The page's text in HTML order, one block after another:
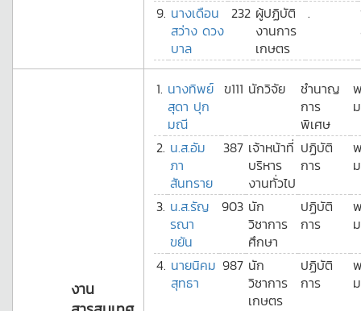
9. นางเดือน
สว่าง ดวง
บาล
232 ผู้ปฏิบัติ
งานการ
เกษตร
.
งาน
1. นางทิพย์
สุดา ปุก
มณี
ข111 นักวิจัย
ชำนาญ
การ
พิเศษ
2. น.ส.อัม
ภา
สันทราย
387 เจ้าหน้าที่
บริหาร
งานทั่วไป
ปฏิบัติ
การ
3. น.ส.รัญ
รณา
ขยัน
903 นัก
วิชาการ
ศึกษา
ปฏิบัติ
การ
4. นายนิคม
สุทธา
987 นัก
วิชาการ
เกษตร
ปฏิบัติ
การ